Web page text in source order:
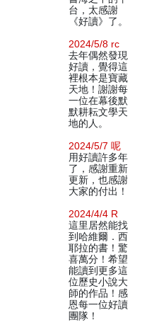
台，太感謝
《好讀》了。
2024/5/8 rc
去年偶然發現
好讀，覺得這
裡根本是寶藏
天地！謝謝每
一位在幕後默
默耕耘文學天
地的人。
2024/5/7 呢
用好讀許多年
了，感謝重新
更新，也感謝
大家的付出！
2024/4/4 R
這里居然能找
到哈維爾．西
耶拉的書！驚
喜萬分！希望
能讀到更多這
位歷史小說大
師的作品！感
恩每一位好讀
團隊！